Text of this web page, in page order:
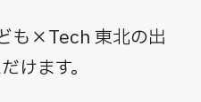
も×Tech 東北の出
けます。